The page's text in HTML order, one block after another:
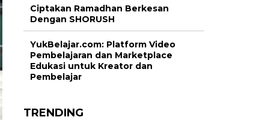
Ciptakan Ramadhan Berkesan
Dengan SHORUSH
YukBelajar.com: Platform Video
Pembelajaran dan Marketplace
Edukasi untuk Kreator dan
Pembelajar
TRENDING